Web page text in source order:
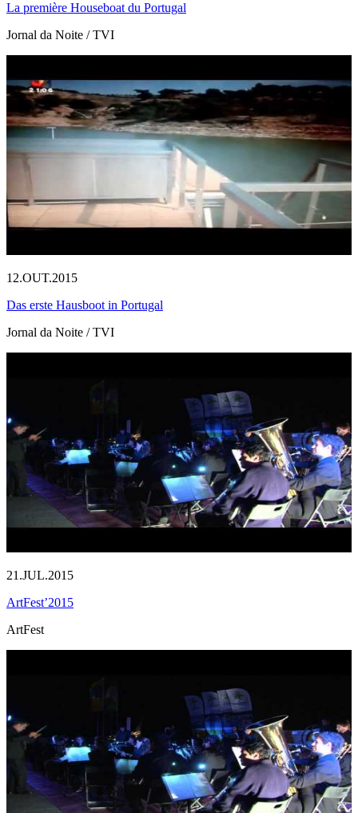
La première Houseboat du Portugal
Jornal da Noite / TVI
12.OUT.2015
Das erste Hausboot in Portugal
Jornal da Noite / TVI
21.JUL.2015
ArtFest’2015
ArtFest